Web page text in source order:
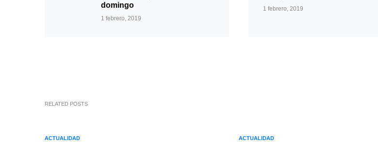
domingo
1 febrero, 2019
1 febrero, 2019
RELATED POSTS
ACTUALIDAD ACTUALIDAD